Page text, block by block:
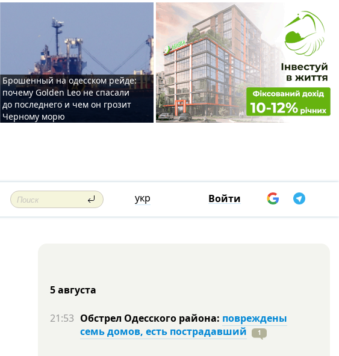
Брошенный на одесском рейде:
почему Golden Leo не спасали
до последнего и чем он грозит
Черному морю
укр Войти
5 августа
21:53 Обстрел Одесского района: повреждены
семь домов, есть пострадавший
1